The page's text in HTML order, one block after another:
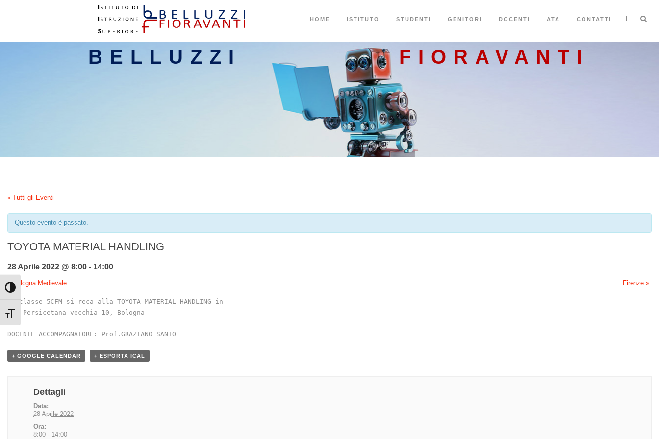
Attiva/disattiva alto contrasto
Attiva/disattiva dimensione testo
HOME ISTITUTO STUDENTI GENITORI DOCENTI ATA CONTATTI |
BELLUZZI FIORAVANTI
« Tutti gli Eventi
Questo evento è passato.
TOYOTA MATERIAL HANDLING
28 Aprile 2022 @ 8:00 - 14:00
«Bologna Medievale Firenze »
La classe 5CFM si reca alla TOYOTA MATERIAL HANDLING in
via Persicetana vecchia 10, Bologna
DOCENTE ACCOMPAGNATORE: Prof.GRAZIANO SANTO
+ GOOGLE CALENDAR + ESPORTA ICAL
Dettagli
Data:
28 Aprile 2022
Ora:
8:00 - 14:00